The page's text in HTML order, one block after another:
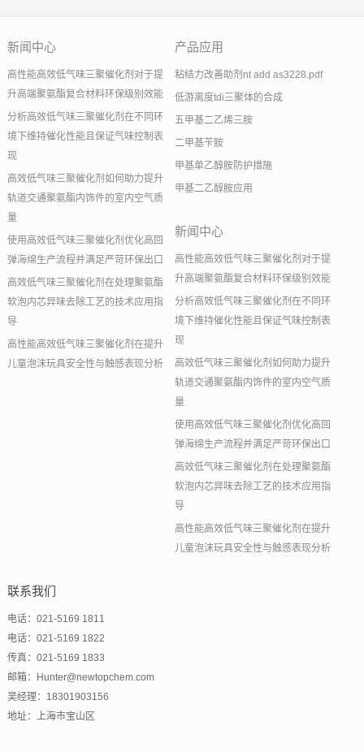
新闻中心
高性能高效低气味三聚催化剂对于提
升高端聚氨酯复合材料环保级别效能
分析高效低气味三聚催化剂在不同环
境下维持催化性能且保证气味控制表
现
高效低气味三聚催化剂如何助力提升
轨道交通聚氨酯内饰件的室内空气质
量
使用高效低气味三聚催化剂优化高回
弹海绵生产流程并满足严苛环保出口
高效低气味三聚催化剂在处理聚氨酯
软泡内芯异味去除工艺的技术应用指
导
高性能高效低气味三聚催化剂在提升
儿童泡沫玩具安全性与触感表现分析
产品应用
粘结力改善助剂nt add as3228.pdf
低游离度tdi三聚体的合成
五甲基二乙烯三胺
二甲基苄胺
甲基单乙醇胺防护措施
甲基二乙醇胺应用
新闻中心
高性能高效低气味三聚催化剂对于提
升高端聚氨酯复合材料环保级别效能
分析高效低气味三聚催化剂在不同环
境下维持催化性能且保证气味控制表
现
高效低气味三聚催化剂如何助力提升
轨道交通聚氨酯内饰件的室内空气质
量
使用高效低气味三聚催化剂优化高回
弹海绵生产流程并满足严苛环保出口
高效低气味三聚催化剂在处理聚氨酯
软泡内芯异味去除工艺的技术应用指
导
高性能高效低气味三聚催化剂在提升
儿童泡沫玩具安全性与触感表现分析
联系我们
电话：021-5169 1811
电话：021-5169 1822
传真：021-5169 1833
邮箱：Hunter@newtopchem.com
吴经理：18301903156
地址：上海市宝山区